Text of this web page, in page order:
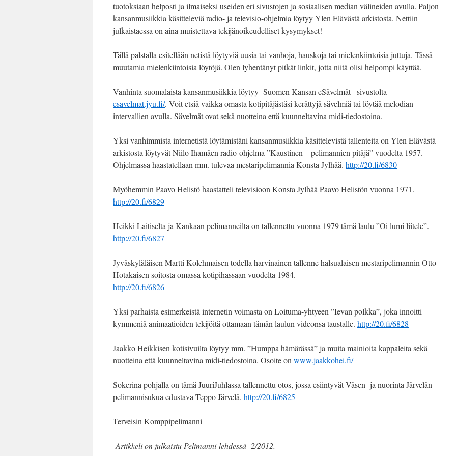
tuotoksiaan helposti ja ilmaiseksi useiden eri sivustojen ja sosiaalisen median välineiden avulla. Paljon
kansanmusiikkia käsitteleviä radio- ja televisio-ohjelmia löytyy Ylen Elävästä arkistosta. Nettiin
julkaistaessa on aina muistettava tekijänoikeudelliset kysymykset!
Tällä palstalla esitellään netistä löytyviä uusia tai vanhoja, hauskoja tai mielenkiintoisia juttuja. Tässä
muutamia mielenkiintoisia löytöjä. Olen lyhentänyt pitkät linkit, jotta niitä olisi helpompi käyttää.
Vanhinta suomalaista kansanmusiikkia löytyy Suomen Kansan eSävelmät –sivustolta
esavelmat.jyu.fi/. Voit etsiä vaikka omasta kotipitäjästäsi kerättyjä sävelmiä tai löytää melodian
intervallien avulla. Sävelmät ovat sekä nuotteina että kuunneltavina midi-tiedostoina.
Yksi vanhimmista internetistä löytämistäni kansanmusiikkia käsittelevistä tallenteita on Ylen Elävästä
arkistosta löytyvät Niilo Ihamäen radio-ohjelma ”Kaustinen – pelimannien pitäjä” vuodelta 1957.
Ohjelmassa haastatellaan mm. tulevaa mestaripelimannia Konsta Jylhää. http://20.fi/6830
Myöhemmin Paavo Helistö haastatteli televisioon Konsta Jylhää Paavo Helistön vuonna 1971.
http://20.fi/6829
Heikki Laitiselta ja Kankaan pelimanneilta on tallennettu vuonna 1979 tämä laulu ”Oi lumi liitele”.
http://20.fi/6827
Jyväskyläläisen Martti Kolehmaisen todella harvinainen tallenne halsualaisen mestaripelimannin Otto
Hotakaisen soitosta omassa kotipihassaan vuodelta 1984.
http://20.fi/6826
Yksi parhaista esimerkeistä internetin voimasta on Loituma-yhtyeen ”Ievan polkka”, joka innoitti
kymmeniä animaatioiden tekijöitä ottamaan tämän laulun videonsa taustalle. http://20.fi/6828
Jaakko Heikkisen kotisivuilta löytyy mm. ”Humppa hämärässä” ja muita mainioita kappaleita sekä
nuotteina että kuunneltavina midi-tiedostoina. Osoite on www.jaakkohei.fi/
Sokerina pohjalla on tämä JuuriJuhlassa tallennettu otos, jossa esiintyvät Väsen ja nuorinta Järvelän
pelimannisukua edustava Teppo Järvelä. http://20.fi/6825
Terveisin Komppipelimanni
Artikkeli on julkaistu Pelimanni-lehdessä 2/2012.